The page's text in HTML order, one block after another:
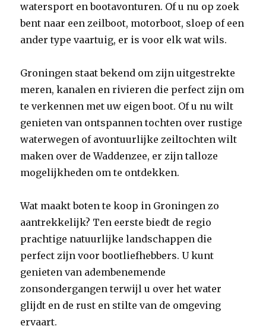
watersport en bootavonturen. Of u nu op zoek
bent naar een zeilboot, motorboot, sloep of een
ander type vaartuig, er is voor elk wat wils.
Groningen staat bekend om zijn uitgestrekte
meren, kanalen en rivieren die perfect zijn om
te verkennen met uw eigen boot. Of u nu wilt
genieten van ontspannen tochten over rustige
waterwegen of avontuurlijke zeiltochten wilt
maken over de Waddenzee, er zijn talloze
mogelijkheden om te ontdekken.
Wat maakt boten te koop in Groningen zo
aantrekkelijk? Ten eerste biedt de regio
prachtige natuurlijke landschappen die
perfect zijn voor bootliefhebbers. U kunt
genieten van adembenemende
zonsondergangen terwijl u over het water
glijdt en de rust en stilte van de omgeving
ervaart.